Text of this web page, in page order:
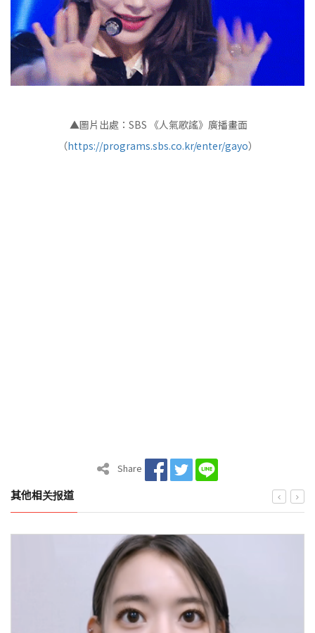
▲圖片出處：SBS 《人氣歌謠》廣播畫面
（https://programs.sbs.co.kr/enter/gayo）
Share
其他相关报道